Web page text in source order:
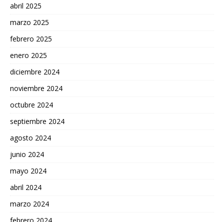
abril 2025
marzo 2025
febrero 2025
enero 2025
diciembre 2024
noviembre 2024
octubre 2024
septiembre 2024
agosto 2024
junio 2024
mayo 2024
abril 2024
marzo 2024
febrero 2024